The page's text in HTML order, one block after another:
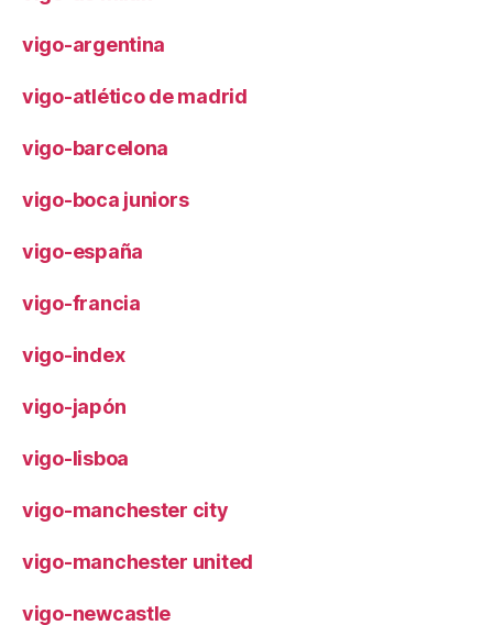
vigo-argentina
vigo-atlético de madrid
vigo-barcelona
vigo-boca juniors
vigo-españa
vigo-francia
vigo-index
vigo-japón
vigo-lisboa
vigo-manchester city
vigo-manchester united
vigo-newcastle